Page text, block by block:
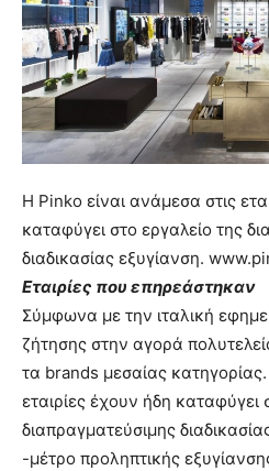
H Pinko είναι ανάμεσα στις
καταφύγει στο εργαλείο της
διαδικασίας εξυγίανση.
Εταιρίες που επηρεάστηκαν
Σύμφωνα με την ιταλική
ζήτησης στην αγορά
τα brands μεσαίας
εταιρίες έχουν ήδη καταφύγει
διαπραγματεύσιμης
-μέτρο προληπτικής